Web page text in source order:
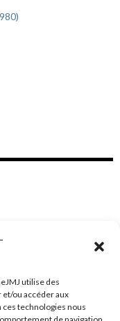
utilise des
ou accéder aux
ces technologies nous